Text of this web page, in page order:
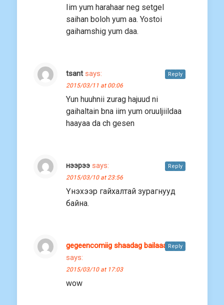
Iim yum harahaar neg setgel
saihan boloh yum aa. Yostoi
gaihamshig yum daa.
tsant says:
2015/03/11 at 00:06
Yun huuhnii zurag hajuud ni
gaihaltain bna iim yum oruuljiildaa
haayaa da ch gesen
Reply
нээрээ says:
2015/03/10 at 23:56
Үнэхээр гайхалтай зурагнууд
байна.
Reply
gegeencomiig shaadag bailaaa
says:
2015/03/10 at 17:03
wow
Reply